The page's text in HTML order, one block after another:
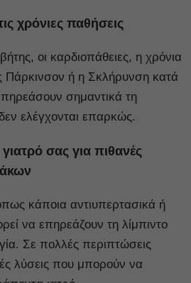
χρόνιες παθήσεις
οι καρδιοπάθειες, η χρόνια
Πάρκινσον ή η Σκλήρυνση κατά
σημαντικά τη
ελέγχονται επαρκώς.
σας για πιθανές
κάποια αντιυπερτασικά ή
να επηρεάζουν τη λίμπιντο
Σε πολλές περιπτώσεις
λύσεις που μπορούν να